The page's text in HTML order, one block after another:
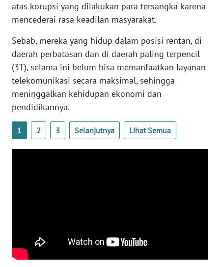
atas korupsi yang dilakukan para tersangka karena
mencederai rasa keadilan masyarakat.
Sebab, mereka yang hidup dalam posisi rentan, di
daerah perbatasan dan di daerah paling terpencil
(3T), selama ini belum bisa memanfaatkan layanan
telekomunikasi secara maksimal, sehingga
meninggalkan kehidupan ekonomi dan
pendidikannya.
1 2 3 Selanjutnya Lihat Semua
WN
PAPUA
PAPUA
BARAT
WN
RIAU
WN
SERAMBI
NTB